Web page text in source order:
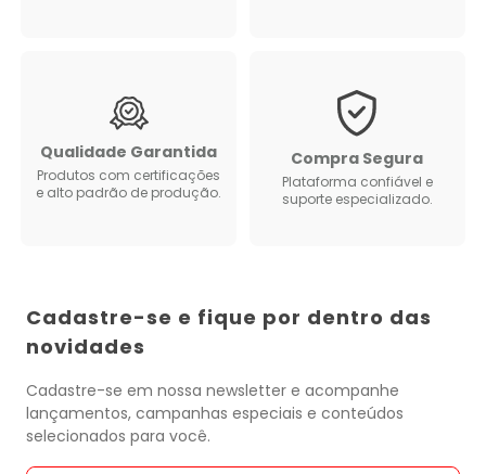
Qualidade Garantida
Produtos com certificações
e alto padrão de produção.
Compra Segura
Plataforma confiável e
suporte especializado.
Cadastre-se e fique por dentro das
novidades
Cadastre-se em nossa newsletter e acompanhe
lançamentos, campanhas especiais e conteúdos
selecionados para você.